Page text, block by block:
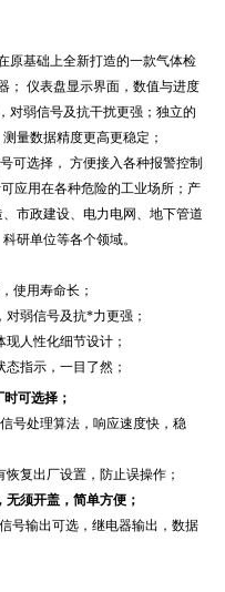
原基础上全新打造的一款气体检
； 仪表盘显示界面，数值与进度
对弱信号及抗干扰更强；独立的
量数据精度更高更稳定；
可选择， 方便接入各种报警控制
应用在各种危险的工业场所；产
市政建设、电力电网、地下管道
研单位等各个领域。
使用寿命长；
弱信号及抗*力更强；
人性化细节设计；
指示，一目了然；
可选择；
号处理算法，响应速度快，稳
复出厂设置，防止误操作；
须开盖，简单方便；
号输出可选，继电器输出，数据